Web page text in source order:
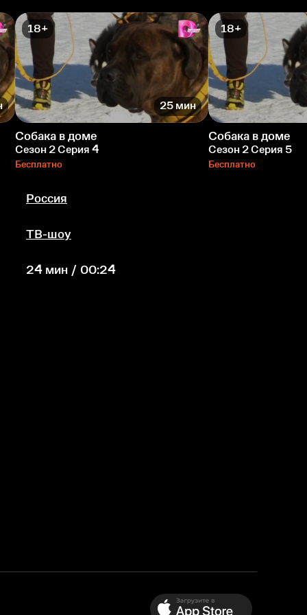
18+
25 мин
Собака в доме
Сезон 2 Серия 4
Бесплатно
18+
Собака в доме
Сезон 2 Серия 5
Бесплатно
Россия
ТВ-шоу
24 мин / 00:24